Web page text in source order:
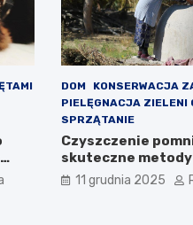
DOM
KONSERWACJA
PIELĘGNACJA ZIELENI
SPRZĄTANIE
Czyszczenie
skuteczne
11 grudnia 2025